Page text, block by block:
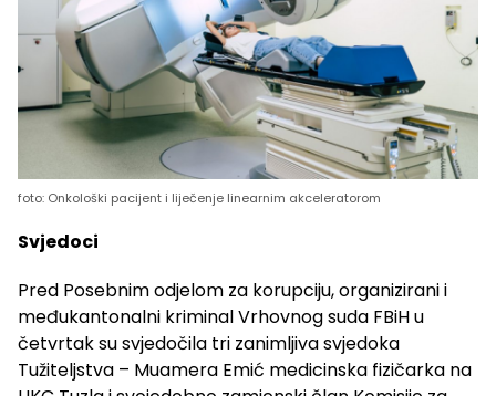
foto: Onkološki pacijent i liječenje linearnim akceleratorom
Svjedoci
Pred Posebnim odjelom za korupciju, organizirani i
međukantonalni kriminal Vrhovnog suda FBiH u
četvrtak su svjedočila tri zanimljiva svjedoka
Tužiteljstva – Muamera Emić medicinska fizičarka na